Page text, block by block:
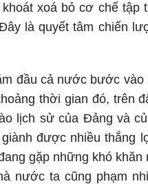
xoá bỏ cơ chế tập
là quyết tâm chiến
đầu cả nước bước vào
thời gian đó, trên
lịch sử của Đảng và
được nhiều thắng
gặp những khó khăn
nước ta cũng phạm